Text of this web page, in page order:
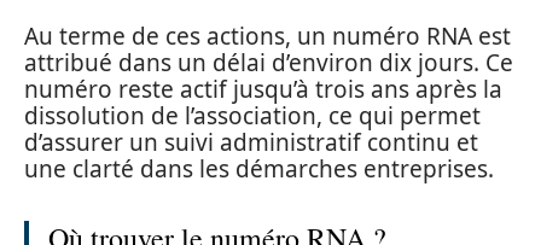
Au terme de ces actions, un numéro RNA est
attribué dans un délai d’environ dix jours. Ce
numéro reste actif jusqu’à trois ans après la
dissolution de l’association, ce qui permet
d’assurer un suivi administratif continu et
une clarté dans les démarches entreprises.